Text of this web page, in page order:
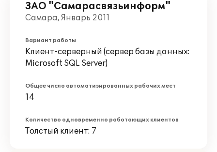
ЗАО "Самарасвязьинформ"
Самара, Январь 2011
Вариант работы
Клиент-серверный (сервер базы данных:
Microsoft SQL Server)
Общее число автоматизированных рабочих мест
14
Количество одновременно работающих клиентов
Толстый клиент: 7